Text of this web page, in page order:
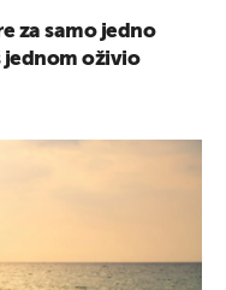
za samo jedno
jednom oživio